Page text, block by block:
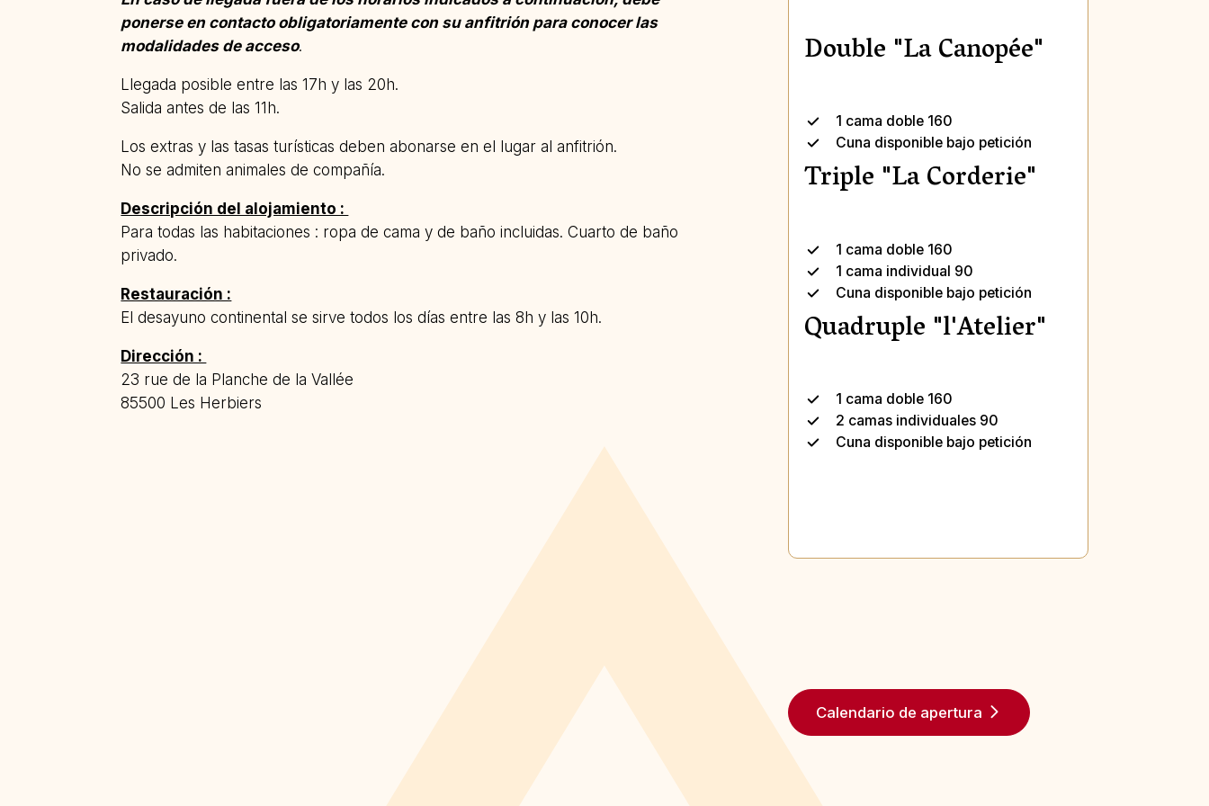
ponerse en contacto obligatoriamente con su anfitrión para conocer las
modalidades de acceso.
Llegada posible entre las 17h y las 20h.
Salida antes de las 11h.
Los extras y las tasas turísticas deben abonarse en el lugar al anfitrión.
No se admiten animales de compañía.
Descripción del alojamiento :
Para todas las habitaciones : ropa de cama y de baño incluidas. Cuarto de baño
privado.
Restauración :
El desayuno continental se sirve todos los días entre las 8h y las 10h.
Dirección :
23 rue de la Planche de la Vallée
85500 Les Herbiers
Double "La Canopée"
1 cama doble 160
Cuna disponible bajo petición
Triple "La Corderie"
1 cama doble 160
1 cama individual 90
Cuna disponible bajo petición
Quadruple "l'Atelier"
1 cama doble 160
2 camas individuales 90
Cuna disponible bajo petición
Calendario de apertura